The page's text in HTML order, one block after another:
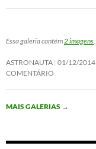
Essa galeria contém2 imagens.
ASTRONAUTA 01/12/2014
COMENTÁRIO
MAIS GALERIAS →